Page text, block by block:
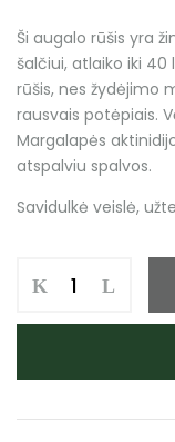
Ši augalo rūšis yra
šalčiui, atlaiko iki
rūšis, nes žydėjimo
rausvais potėpiais.
Margalapės
atspalviu spalvos.
Savidulkė veislė,